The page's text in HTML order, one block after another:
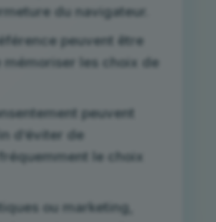
du navigateur.
peuvent être
les choix de
peuvent
d’éviter de
le choix
ou marketing,